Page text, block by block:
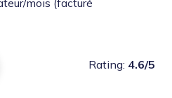
mois (facturé
Rating: 4.6/5